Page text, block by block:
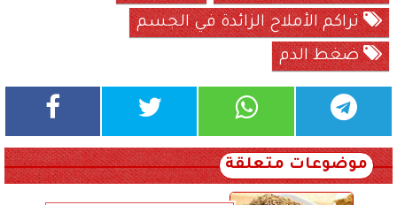
تراكم الأملاح الزائدة في الجسم
ضغط الدم
موضوعات متعلقة